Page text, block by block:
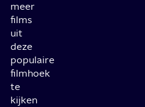
meer
films
uit
deze
populaire
filmhoek
te
kijken